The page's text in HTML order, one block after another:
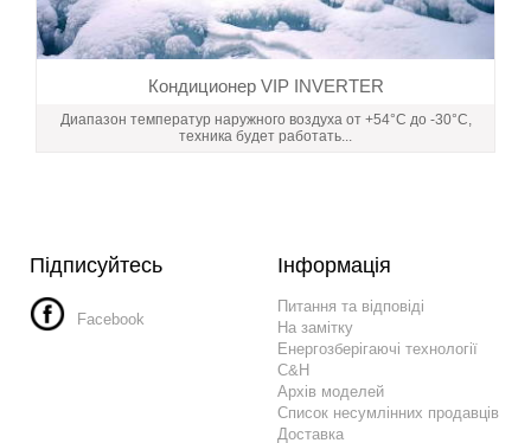
Кондиционер VIP INVERTER
Диапазон температур наружного воздуха от +54°C до -30°С,
техника будет работать...
Підписуйтесь
Facebook
Інформація
Питання та відповіді
На замітку
Енергозберігаючі технології
C&H
Архів моделей
Список несумлінних продавців
Доставка